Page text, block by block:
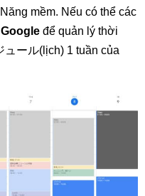
mềm. Nếu có thể các
để quản lý thời
ール(lịch) 1 tuần của